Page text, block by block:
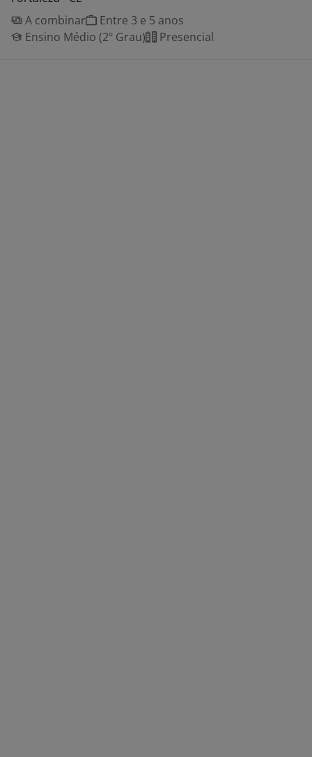
A combinar
Entre 3 e 5 anos
Ensino Médio (2º Grau)
Presencial